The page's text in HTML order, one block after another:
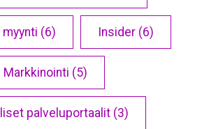
myynti (6) Insider (6)
Markkinointi (5)
palveluportaalit (3)